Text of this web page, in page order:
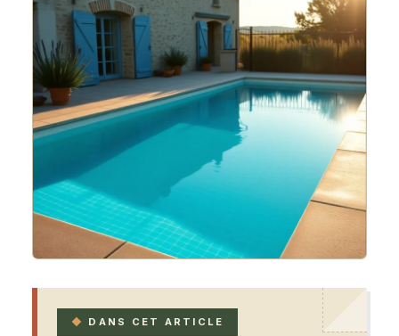
DANS CET ARTICLE